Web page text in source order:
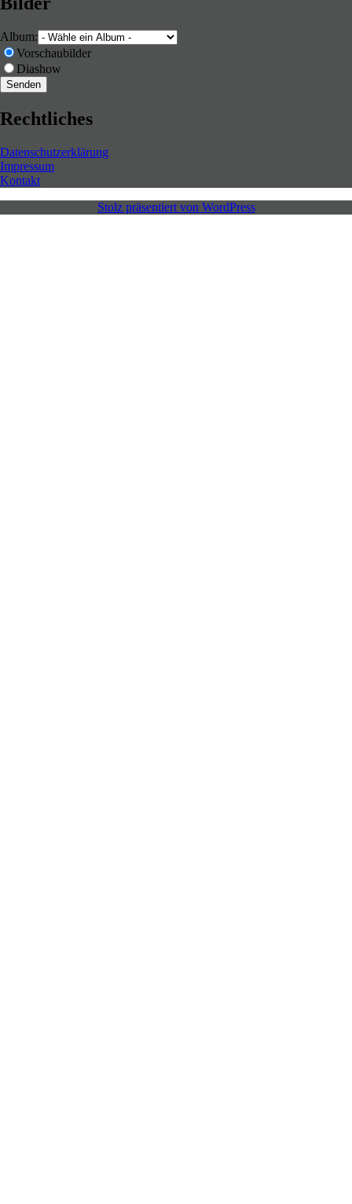
Album:
Vorschaubilder
Diashow
Rechtliches
Datenschutzerklärung
Impressum
Kontakt
Stolz präsentiert von WordPress